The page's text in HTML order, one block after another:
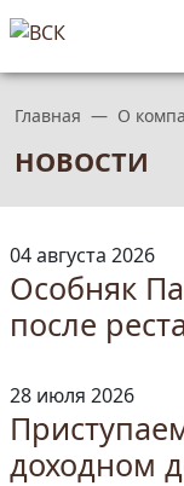
Главная О
НОВОСТИ
04 августа 2026
Особняк
после
28 июля 2026
доходном